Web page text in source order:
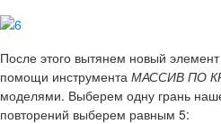
После этого вытянем новый
помощи инструмента МАССИВ ПО
моделями. Выберем одну грань
повторений выберем равным 5: